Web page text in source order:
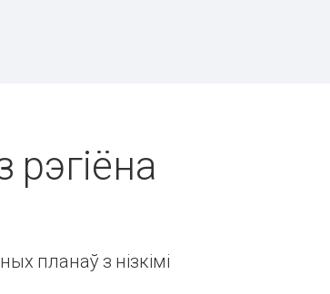
рэгіёна
планаў з нізкімі